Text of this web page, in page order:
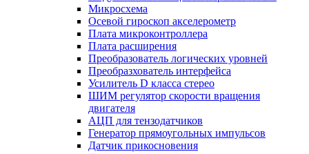
Микросхема
Осевой гироскоп акселерометр
Плата микроконтроллера
Плата расширения
Преобразователь логических уровней
Преобразхователь интерфейса
Усилитель D класса стерео
ШИМ регулятор скорости вращения
двигателя
АЦП для тензодатчиков
Генератор прямоугольных импульсов
Датчик прикосновения